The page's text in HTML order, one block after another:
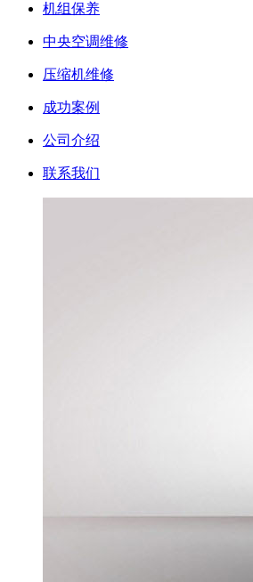
机组保养
中央空调维修
压缩机维修
成功案例
公司介绍
联系我们